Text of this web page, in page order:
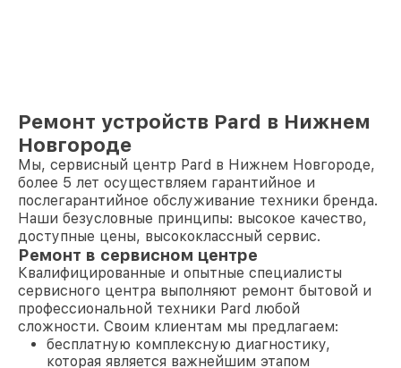
Ремонт устройств Pard в Нижнем
Новгороде
Мы, сервисный центр Pard в Нижнем Новгороде,
более 5 лет осуществляем гарантийное и
послегарантийное обслуживание техники бренда.
Наши безусловные принципы: высокое качество,
доступные цены, высококлассный сервис.
Ремонт в сервисном центре
Квалифицированные и опытные специалисты
сервисного центра выполняют ремонт бытовой и
профессиональной техники Pard любой
сложности. Своим клиентам мы предлагаем:
бесплатную комплексную диагностику,
которая является важнейшим этапом